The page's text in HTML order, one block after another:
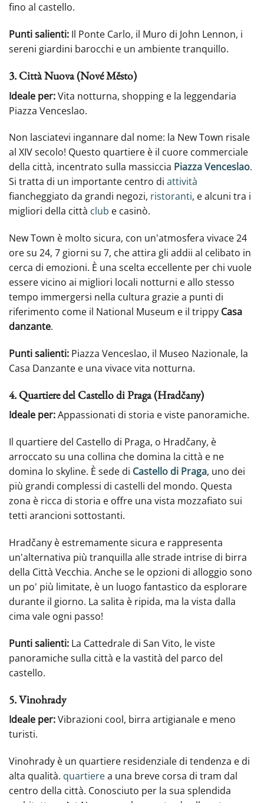
fino al castello.
Punti salienti: Il Ponte Carlo, il Muro di John Lennon, i
sereni giardini barocchi e un ambiente tranquillo.
3. Città Nuova (Nové Město)
Ideale per:Vita notturna, shopping e la leggendaria
Piazza Venceslao.
Non lasciatevi ingannare dal nome: la New Town risale
al XIV secolo! Questo quartiere è il cuore commerciale
della città, incentrato sulla massiccia Piazza Venceslao.
Si tratta di un importante centro di attività
fiancheggiato da grandi negozi, ristoranti, e alcuni tra i
migliori della città club e casinò.
New Town è molto sicura, con un'atmosfera vivace 24
ore su 24, 7 giorni su 7, che attira gli addii al celibato in
cerca di emozioni. È una scelta eccellente per chi vuole
essere vicino ai migliori locali notturni e allo stesso
tempo immergersi nella cultura grazie a punti di
riferimento come il National Museum e il trippy Casa
danzante.
Punti salienti: Piazza Venceslao, il Museo Nazionale, la
Casa Danzante e una vivace vita notturna.
4. Quartiere del Castello di Praga (Hradčany)
Ideale per:Appassionati di storia e viste panoramiche.
Il quartiere del Castello di Praga, o Hradčany, è
arroccato su una collina che domina la città e ne
domina lo skyline. È sede di Castello di Praga, uno dei
più grandi complessi di castelli del mondo. Questa
zona è ricca di storia e offre una vista mozzafiato sui
tetti arancioni sottostanti.
Hradčany è estremamente sicura e rappresenta
un'alternativa più tranquilla alle strade intrise di birra
della Città Vecchia. Anche se le opzioni di alloggio sono
un po' più limitate, è un luogo fantastico da esplorare
durante il giorno. La salita è ripida, ma la vista dalla
cima vale ogni passo!
Punti salienti: La Cattedrale di San Vito, le viste
panoramiche sulla città e la vastità del parco del
castello.
5. Vinohrady
Ideale per:Vibrazioni cool, birra artigianale e meno
turisti.
Vinohrady è un quartiere residenziale di tendenza e di
alta qualità. quartierea una breve corsa di tram dal
centro della città. Conosciuto per la sua splendida